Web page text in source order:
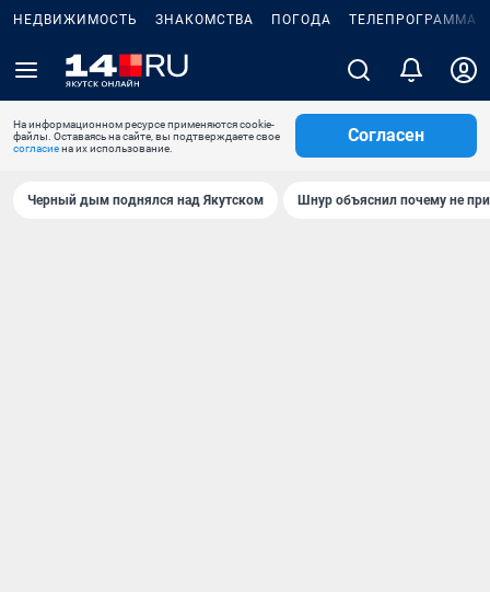
НЕДВИЖИМОСТЬ ЗНАКОМСТВА ПОГОДА ТЕЛЕПРОГРАММА
На информационном ресурсе применяются cookie-
файлы. Оставаясь на сайте, вы подтверждаете свое
согласиена их использование.
Согласен
Черный дым поднялся над Якутском Шнур объяснил почему не